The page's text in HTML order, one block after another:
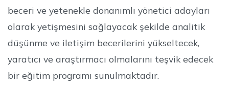
beceri ve yetenekle donanımlı yönetici adayları
olarak yetişmesini sağlayacak şekilde analitik
düşünme ve iletişim becerilerini yükseltecek,
yaratıcı ve araştırmacı olmalarını teşvik edecek
bir eğitim programı sunulmaktadır.